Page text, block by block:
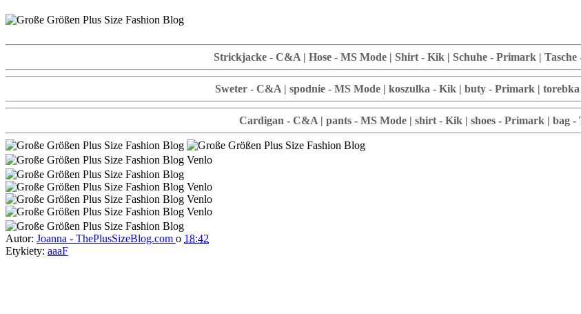
Strickjacke - C&A | Hose - MS Mode | Shirt - Kik | Schuhe - Primark |
Sweter - C&A | spodnie - MS Mode | koszulka - Kik | buty - Primark |
Cardigan - C&A | pants - MS Mode | shirt - Kik | shoes - Primark | bag
Autor: Joanna - ThePlusSizeBlog.com o 18:42
Etykiety: aaaF